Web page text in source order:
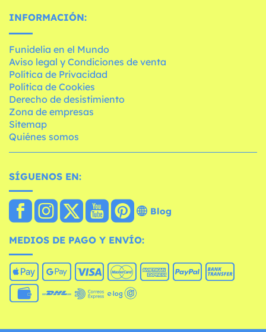
INFORMACIÓN:
Funidelia en el Mundo
Aviso legal y Condiciones de venta
Política de Privacidad
Política de Cookies
Derecho de desistimiento
Zona de empresas
Sitemap
Quiénes somos
SÍGUENOS EN:
Blog
MEDIOS DE PAGO Y ENVÍO: